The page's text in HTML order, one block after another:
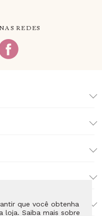
que você obtenha
loja. Saiba mais sobre
REDES